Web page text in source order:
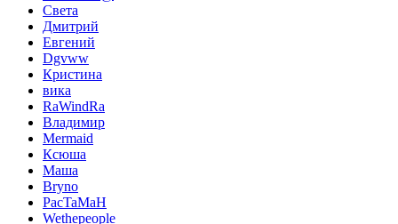
Света
Дмитрий
Евгений
Dgvww
Кристина
вика
RaWindRa
Владимир
Mermaid
Ксюша
Маша
Bryno
PacTaMaH
Wethepeople